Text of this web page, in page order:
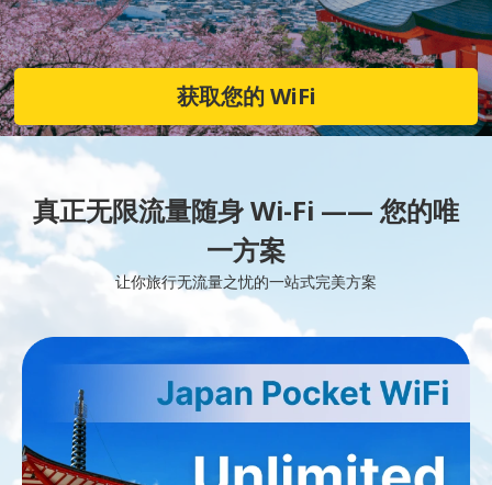
获取您的 WiFi
真正无限流量随身 Wi-Fi —— 您的唯
一方案
让你旅行无流量之忧的一站式完美方案